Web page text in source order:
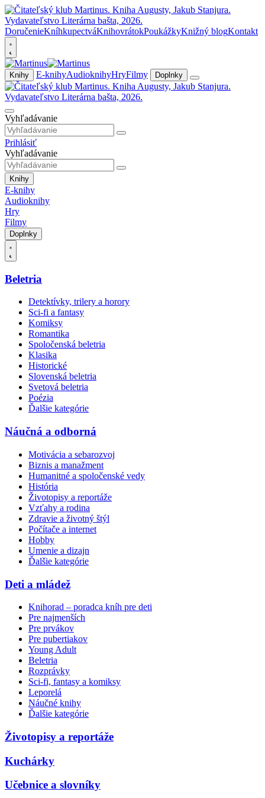
DoručenieKníhkupectváKnihovrátokPoukážkyKnižný blogKontakt
Knihy E-knihyAudioknihyHryFilmy Doplnky
Vyhľadávanie
Prihlásiť
Vyhľadávanie
Knihy
E-knihy
Audioknihy
Hry
Filmy
Doplnky
Beletria
Detektívky, trilery a horory
Sci-fi a fantasy
Komiksy
Romantika
Spoločenská beletria
Klasika
Historické
Slovenská beletria
Svetová beletria
Poézia
Ďalšie kategórie
Náučná a odborná
Motivácia a sebarozvoj
Biznis a manažment
Humanitné a spoločenské vedy
História
Životopisy a reportáže
Vzťahy a rodina
Zdravie a životný štýl
Počítače a internet
Hobby
Umenie a dizajn
Ďalšie kategórie
Deti a mládež
Knihorad – poradca kníh pre deti
Pre najmenších
Pre prvákov
Pre pubertiakov
Young Adult
Beletria
Rozprávky
Sci-fi, fantasy a komiksy
Leporelá
Náučné knihy
Ďalšie kategórie
Životopisy a reportáže
Kuchárky
Učebnice a slovníky